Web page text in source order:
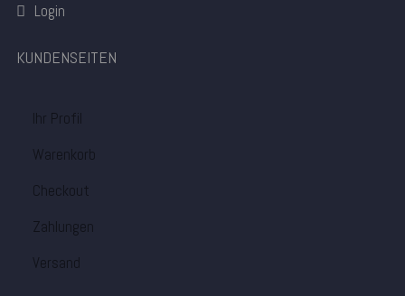
Login
KUNDENSEITEN
Ihr Profil
Warenkorb
Checkout
Zahlungen
Versand